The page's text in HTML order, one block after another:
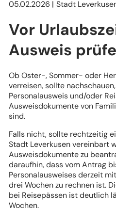
05.02.2026 Stadt
Vor
Ausweis
Ob Oster-, Sommer- oder
verreisen, sollte
Personalausweis und/oder
Ausweisdokumente von
sind.
Falls nicht, sollte rechtzeitig
Stadt Leverkusen vereinbart
Ausweisdokumente zu
daraufhin, dass vom Antrag
Personalausweises derzeit
drei Wochen zu rechnen ist.
bei Reisepässen ist deutlich
Wochen.